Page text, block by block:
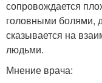
сопровождается
головными болями,
сказывается на
людьми.
Мнение врача: